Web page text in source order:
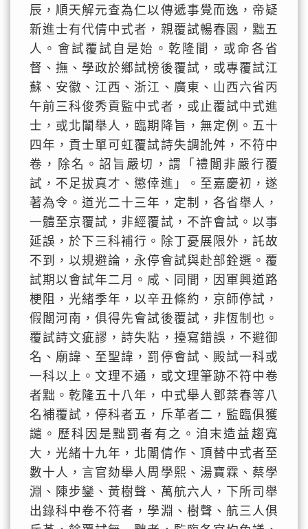
辰，順天解元查為仁以傳遞事覺而逸，帝疑
新進士有代倩中式者，親覆試暢春園，黜五
人。會試覆試自是始。乾隆間，或命各省
督、撫、學政於鄉試榜後覆試，或專覆試江
蘇、安徽、江西、浙江、廣東、山西六省丙
午前三科俊秀貢監中式者，或止覆試中式進
士，或北闈舉人，臨期降旨，無定例。五十
四年，貢士單可虹覆試詩失調訛舛，不符中
卷，除名。詔旨嚴切，謂「禮闈非嚴行覆
試，不足拔真才、懲倖進」。至嘉慶初，遂
著為令。道光二十三年，定制，各省舉人，
一體至京覆試，非經覆試，不許會試。以事
延誤，於下三科補行。除丁憂展限外，託故
不到，以規避論，永停會試與赴部銓選。覆
試期以會試年二月。咸、同間，因軍興道路
梗阻，光緒季年，以辛丑條約，京師停試，
假闈河南，俱得先會試後覆試，非恆制也。
覆試詩文疵謬，詩失粘，擡寫錯誤，不避御
名、廟諱、至聖諱，罰停會試、殿試一科或
一科以上。文理不通，或文理筆跡不符中卷
者黜。乾隆五十八年，中式舉人鄧棻春等八
名補覆試，停科者五，斥革者二，監臨俱獲
譴。歷科因是黜罰者有之。洎末造益趨寬
大，光緒十九年，北闈倩作、頂替中式者至
數十人，言官劾舉人周學熙、湯寶霖、蔡學
淵、陳步鑾、黃樹聲、萬航六人，下所司舉
出錄科中卷不符者，學淵、樹聲、航三人俱